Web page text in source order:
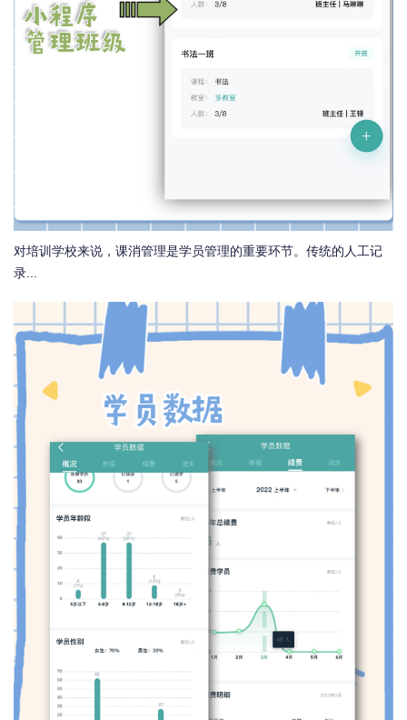
对培训学校来说，课消管理是学员管理的重要环节。传统的人工记
录...